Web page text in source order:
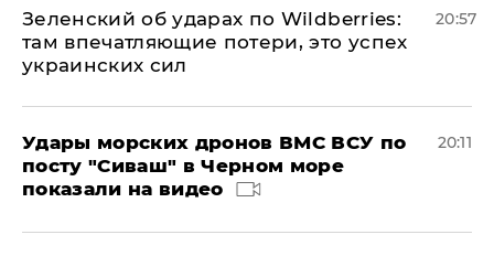
Зеленский об ударах по Wildberries:
там впечатляющие потери, это успех
украинских сил
20:57
Удары морских дронов ВМС ВСУ по
посту "Сиваш" в Черном море
показали на видео
20:11